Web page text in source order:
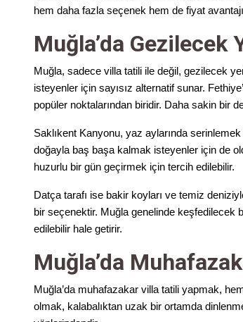
hem daha fazla seçenek hem de fiyat
Muğla’da Gezilecek
Muğla, sadece villa tatili ile değil, gezilecek
isteyenler için sayısız alternatif sunar.
popüler noktalarından biridir. Daha sakin bir
Saklıkent Kanyonu, yaz aylarında
doğayla baş başa kalmak isteyenler için de
huzurlu bir gün geçirmek için tercih edilebilir.
Datça tarafı ise bakir koyları ve temiz
bir seçenektir. Muğla genelinde keşfedilecek
edilebilir hale getirir.
Muğla’da
Muğla’da muhafazakar villa tatili yapmak,
olmak, kalabalıktan uzak bir ortamda